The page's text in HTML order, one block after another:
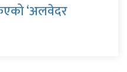
‘अलवेदर